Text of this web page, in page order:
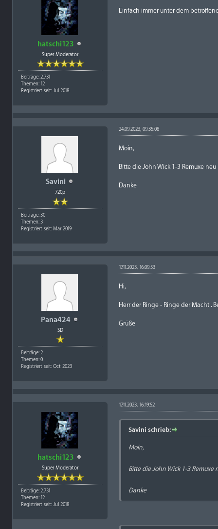
hatschi123
Super Moderator
Beiträge: 2.731
Themen: 12
Registriert seit: Jul 2018
Einfach immer unter dem
Savini
720p
Beiträge: 30
Themen: 3
Registriert seit: Mar 2019
24.09.2023, 09:35:08
Moin,
Bitte die John Wick 1-3 Remuxe
Danke
Pana424
SD
Beiträge: 2
Themen: 0
Registriert seit: Oct 2023
17.11.2023, 16:09:53
Hi,
Herr der Ringe - Ringe der Macht .
Grüße
hatschi123
Super Moderator
Beiträge: 2.731
Themen: 12
Registriert seit: Jul 2018
17.11.2023, 16:19:52
Savini schrieb:
Moin,
Bitte die John Wick 1-3 Remuxe
Danke